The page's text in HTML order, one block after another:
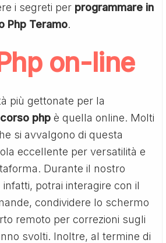
i segreti per programmare in
Php Teramo.
on-line
più gettonate per la
corso php è quella online. Molti
si avvalgono di questa
eccellente per versatilità e
Durante il nostro
infatti, potrai interagire con il
condividere lo schermo
remoto per correzioni sugli
svolti. Inoltre, al termine di